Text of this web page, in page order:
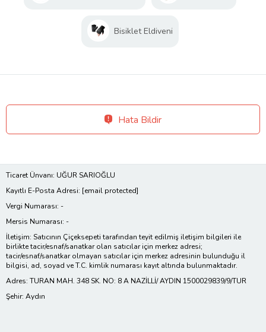
Bisiklet Eldiveni
Hata Bildir
Ticaret Ünvanı: UĞUR SARIOĞLU
Kayıtlı E-Posta Adresi: [email protected]
Vergi Numarası: -
Mersis Numarası: -
İletişim: Satıcının Çiçeksepeti tarafından teyit edilmiş iletişim bilgileri ile
birlikte tacir/esnaf/sanatkar olan satıcılar için merkez adresi;
tacir/esnaf/sanatkar olmayan satıcılar için merkez adresinin bulunduğu il
bilgisi, ad, soyad ve T.C. kimlik numarası kayıt altında bulunmaktadır.
Adres: TURAN MAH. 348 SK. NO: 8 A NAZİLLİ/ AYDIN 1500029839/9/TUR
Şehir: Aydın